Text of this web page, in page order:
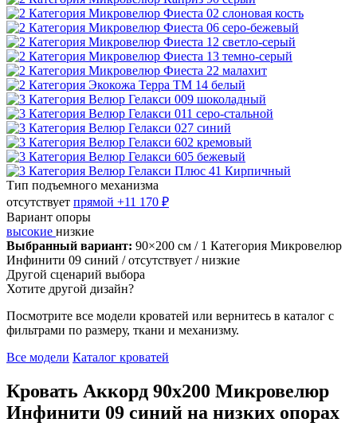
Тип подъемного механизма
отсутствует прямой +11 170 ₽
Вариант опоры
высокие низкие
Выбранный вариант: 90×200 см / 1 Категория Микровелюр
Инфинити 09 синий / отсутствует / низкие
Другой сценарий выбора
Хотите другой дизайн?
Посмотрите все модели кроватей или вернитесь в каталог с
фильтрами по размеру, ткани и механизму.
Все модели Каталог кроватей
Кровать Аккорд 90х200 Микровелюр
Инфинити 09 синий на низких опорах